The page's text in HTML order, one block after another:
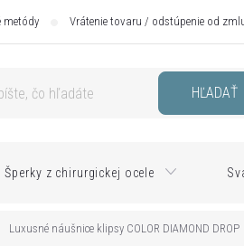
metódy Vrátenie tovaru / odstúpenie od
HĽADAŤ
Šperky z chirurgickej ocele
Luxusné náušnice klipsy COLOR DIAMOND DROP